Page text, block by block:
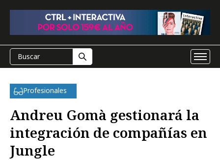
Profesionales
Andreu Gomà gestionará la
integración de compañías en
Jungle